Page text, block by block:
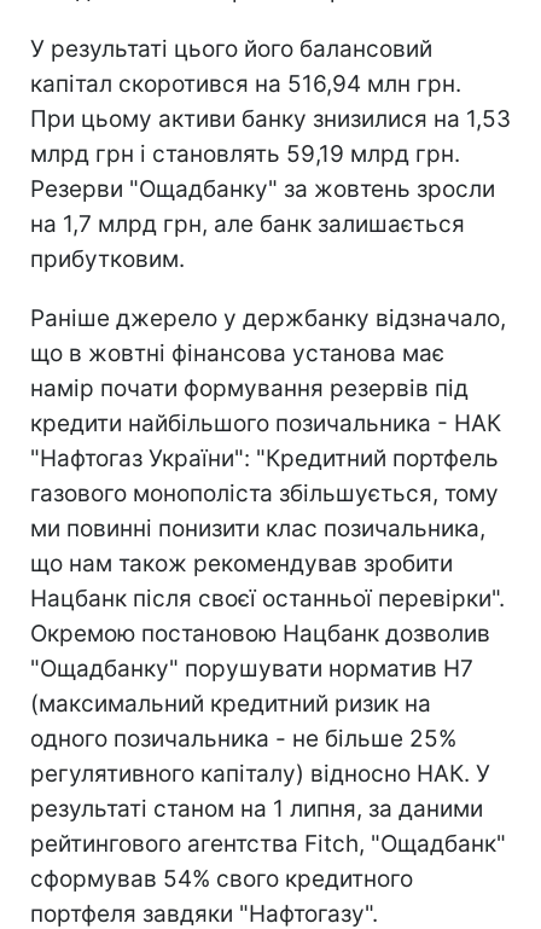
У результаті цього його балансовий
капітал скоротився на 516,94 млн грн.
При цьому активи банку знизилися на 1,53
млрд грн і становлять 59,19 млрд грн.
Резерви "Ощадбанку" за жовтень зросли
на 1,7 млрд грн, але банк залишається
прибутковим.
Раніше джерело у держбанку відзначало,
що в жовтні фінансова установа має
намір почати формування резервів під
кредити найбільшого позичальника - НАК
"Нафтогаз України": "Кредитний портфель
газового монополіста збільшується, тому
ми повинні понизити клас позичальника,
що нам також рекомендував зробити
Нацбанк після своєї останньої перевірки".
Окремою постановою Нацбанк дозволив
"Ощадбанку" порушувати норматив Н7
(максимальний кредитний ризик на
одного позичальника - не більше 25%
регулятивного капіталу) відносно НАК. У
результаті станом на 1 липня, за даними
рейтингового агентства Fitch, "Ощадбанк"
сформував 54% свого кредитного
портфеля завдяки "Нафтогазу".